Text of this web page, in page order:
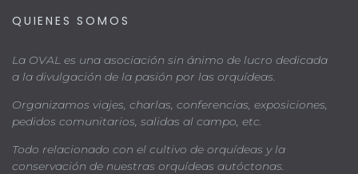
QUIENES SOMOS
La OVAL es una asociación sin ánimo de lucro dedicada
a la divulgación de la pasión por las orquídeas.
Organizamos viajes, charlas, conferencias, exposiciones,
pedidos comunitarios, salidas al campo, etc.
Todo relacionado con el cultivo de orquídeas y la
conservación de nuestras orquídeas autóctonas.